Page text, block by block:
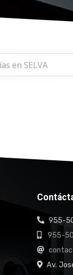
955-
955-
Av.